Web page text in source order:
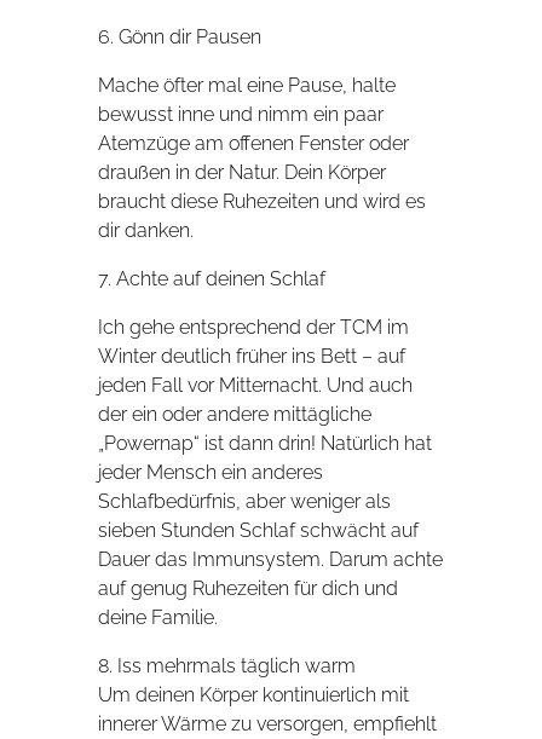
6. Gönn dir Pausen
Mache öfter mal eine Pause, halte
bewusst inne und nimm ein paar
Atemzüge am offenen Fenster oder
draußen in der Natur. Dein Körper
braucht diese Ruhezeiten und wird es
dir danken.
7. Achte auf deinen Schlaf
Ich gehe entsprechend der TCM im
Winter deutlich früher ins Bett – auf
jeden Fall vor Mitternacht. Und auch
der ein oder andere mittägliche
„Powernap“ ist dann drin! Natürlich hat
jeder Mensch ein anderes
Schlafbedürfnis, aber weniger als
sieben Stunden Schlaf schwächt auf
Dauer das Immunsystem. Darum achte
auf genug Ruhezeiten für dich und
deine Familie.
8. Iss mehrmals täglich warm
Um deinen Körper kontinuierlich mit
innerer Wärme zu versorgen, empfiehlt